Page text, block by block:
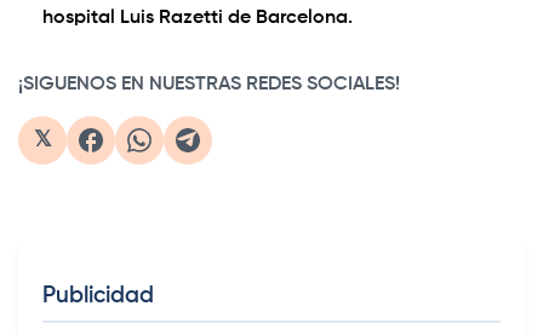
hospital Luis Razetti de Barcelona.
¡SIGUENOS EN NUESTRAS REDES SOCIALES!
𝕏
Publicidad